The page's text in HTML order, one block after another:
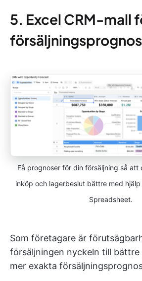
5. Excel CRM-mall
försäljningsprognos
Få prognoser för din försäljning så att
inköp och lagerbeslut bättre med hjälp
Spreadsheet.
Som företagare är
försäljningen nyckeln till bättre
mer exakta